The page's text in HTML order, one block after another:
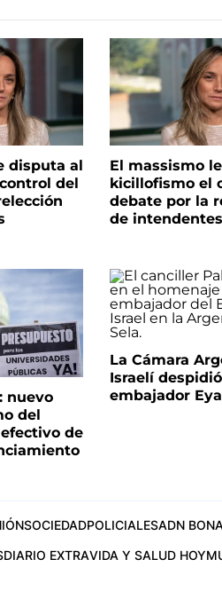
disputa al
del
El massismo
kicillofismo el
debate por la
de
nuevo
del
de
La Cámara
Israelí
embajador
SOCIEDADPOLICIALESADN
DIARIO EXTRAVIDA Y SALUD HOY